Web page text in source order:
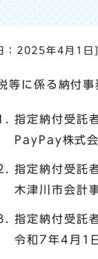
： 2025年4月1日
等に係る納付
指定納付受託
PayPay株式
指定納付受託
木津川市会計
指定納付受託
令和7年4月1